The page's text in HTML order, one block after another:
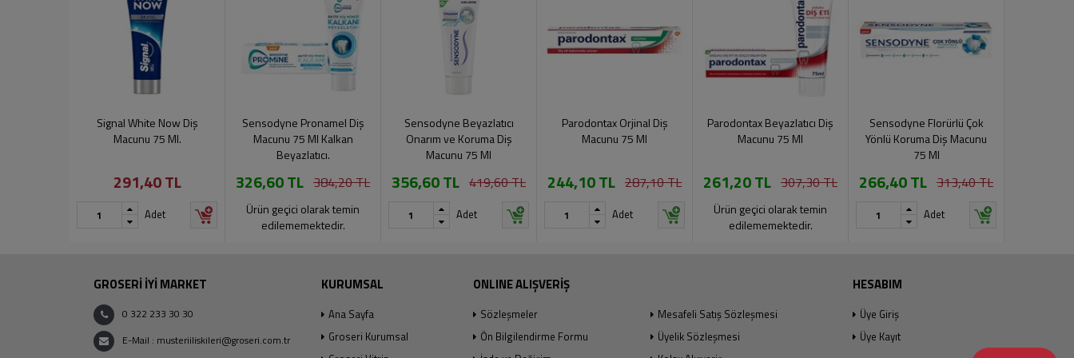
Signal White Now Diş
Macunu 75 Ml.
291,40 TL
Adet
Sensodyne Pronamel Diş
Macunu 75 Ml Kalkan
Beyazlatıcı.
326,60 TL 384,20 TL
Ürün geçici olarak temin
edilememektedir.
Sensodyne Beyazlatıcı
Onarım ve Koruma Diş
Macunu 75 Ml
356,60 TL 419,60 TL
Adet
Parodontax Orjinal Diş
Macunu 75 Ml
244,10 TL 287,10 TL
Adet
Parodontax Beyazlatıcı Diş
Macunu 75 Ml
261,20 TL 307,30 TL
Ürün geçici olarak temin
edilememektedir.
Sensodyne Florürlü Çok
Yönlü Koruma Diş Macunu
75 Ml
266,40 TL 313,40 TL
Adet
GROSERİ İYİ MARKET
0 322 233 30 30
E-Mail : musteriiliskileri@groseri.com.tr
KURUMSAL
Ana Sayfa
Groseri Kurumsal
ONLINE ALIŞVERİŞ
Sözleşmeler
Mesafeli Satış Sözleşmesi
Ön Bilgilendirme Formu
Üyelik Sözleşmesi
HESABIM
Üye Giriş
Üye Kayıt